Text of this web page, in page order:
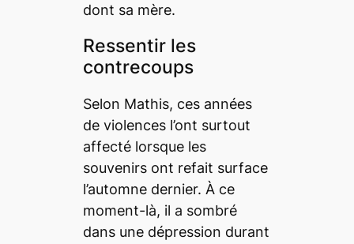
dont sa mère.
Ressentir les
contrecoups
Selon Mathis, ces années
de violences l’ont surtout
affecté lorsque les
souvenirs ont refait surface
l’automne dernier. À ce
moment-là, il a sombré
dans une dépression durant